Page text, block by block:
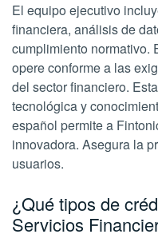
El equipo ejecutivo
financiera, análisis de
cumplimiento normativo.
opere conforme a las
del sector financiero.
tecnológica y
español permite a
innovadora. Asegura la
usuarios.
¿Qué tipos de
Servicios